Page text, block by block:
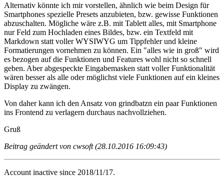
Alternativ könnte ich mir vorstellen, ähnlich wie beim Design für
Smartphones spezielle Presets anzubieten, bzw. gewisse Funktionen
abzuschalten. Mögliche wäre z.B. mit Tablett alles, mit Smartphone
nur Feld zum Hochladen eines Bildes, bzw. ein Textfeld mit
Markdown statt voller WYSIWYG um Tippfehler und kleine
Formatierungen vornehmen zu können. Ein "alles wie in groß" wird
es bezogen auf die Funktionen und Features wohl nicht so schnell
geben. Aber abgespeckte Eingabemasken statt voller Funktionalität
wären besser als alle oder möglichst viele Funktionen auf ein kleines
Display zu zwängen.
Von daher kann ich den Ansatz von grindbatzn ein paar Funktionen
ins Frontend zu verlagern durchaus nachvollziehen.
Gruß
Beitrag geändert von cwsoft (28.10.2016 16:09:43)
Account inactive since 2018/11/17.